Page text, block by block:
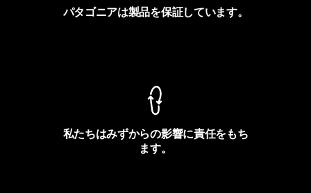
パタゴニアは製品を保証しています。
私たちはみずからの影響に責任をもち
ます。